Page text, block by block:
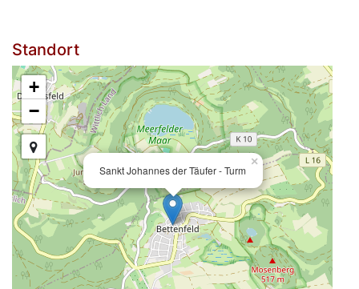
Standort
Sankt Johannes der Täufer - Turm
×
+
−